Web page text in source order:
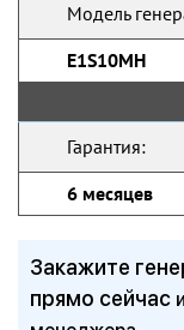
Модель
E1S10MH
Гарантия:
6 месяцев
Закажите
прямо сейчас